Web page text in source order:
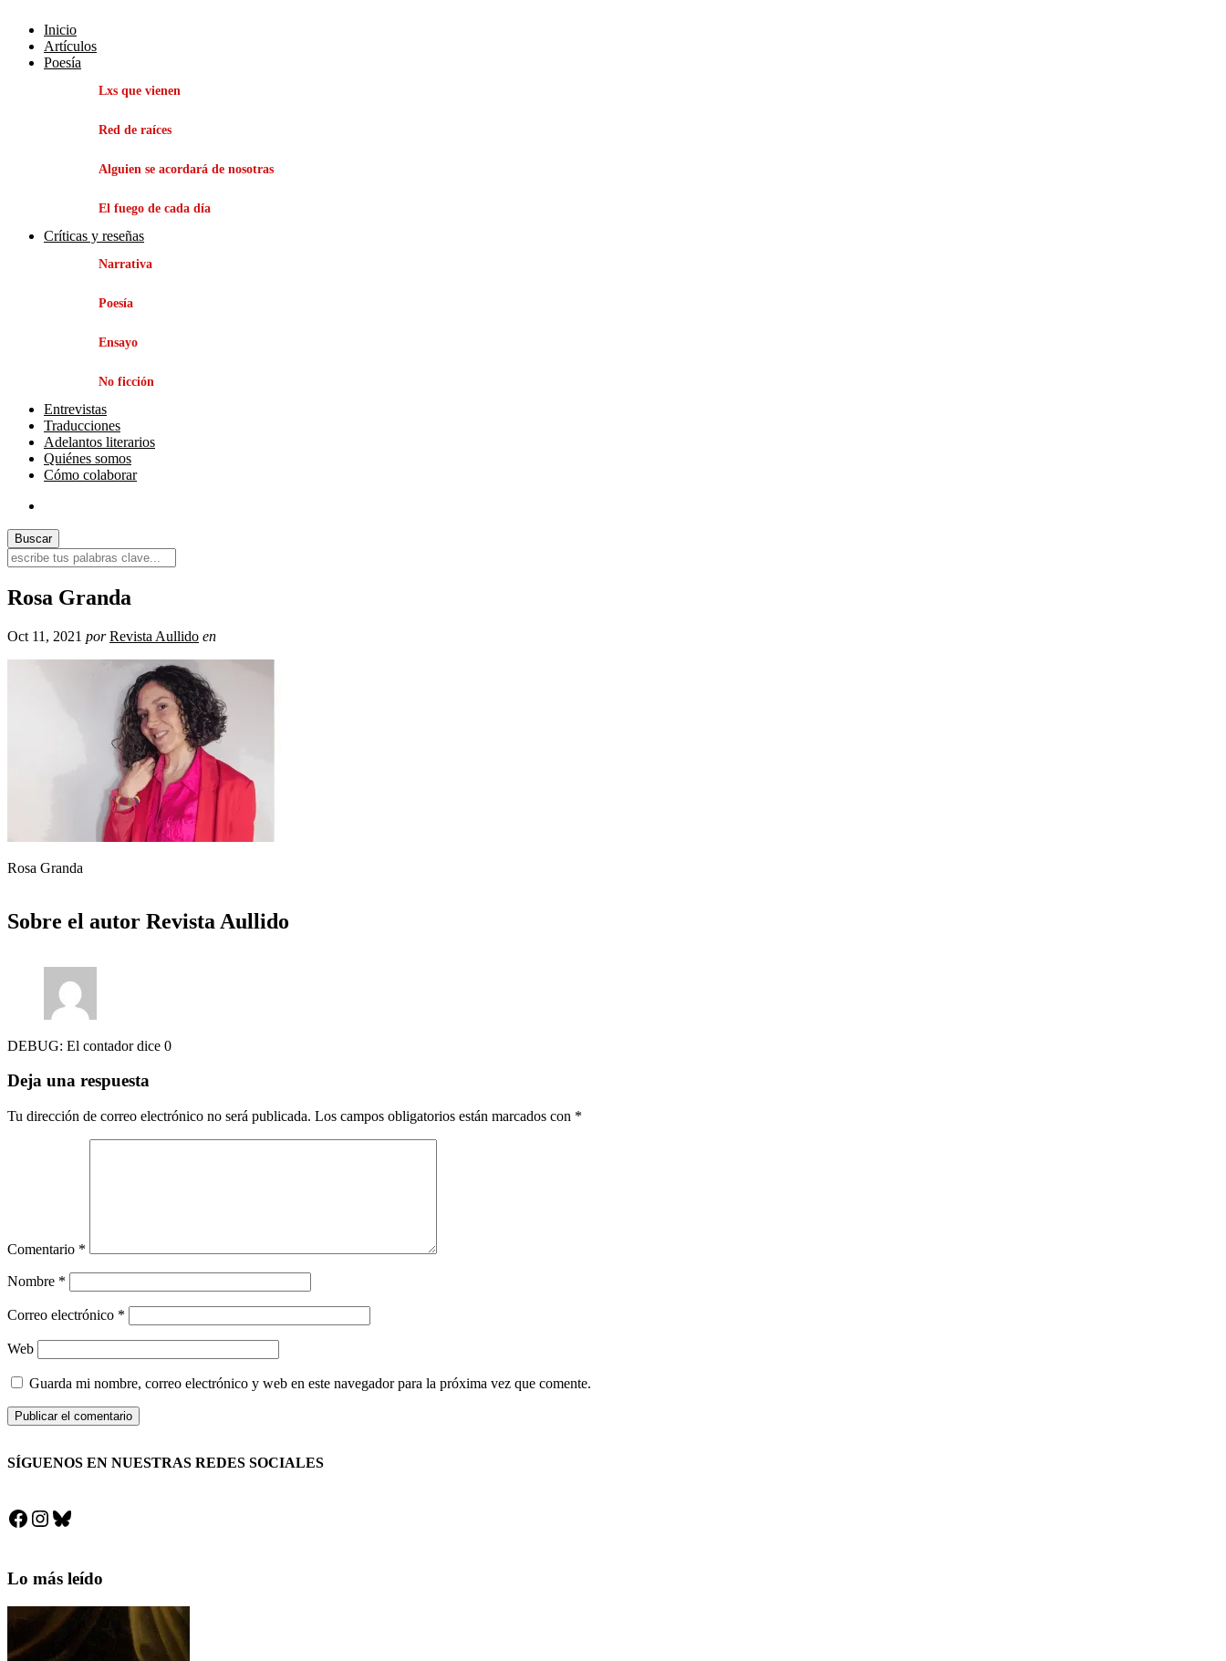
Inicio
Artículos
Poesía
Lxs que vienen
Red de raíces
Alguien se acordará de nosotras
El fuego de cada día
Críticas y reseñas
Narrativa
Poesía
Ensayo
No ficción
Entrevistas
Traducciones
Adelantos literarios
Quiénes somos
Cómo colaborar
Rosa Granda
Oct 11, 2021 por Revista Aullido en
Rosa Granda
Sobre el autor Revista Aullido
DEBUG: El contador dice 0
Deja una respuesta
Tu dirección de correo electrónico no será publicada. Los campos obligatorios están marcados con *
Comentario *
Nombre *
Correo electrónico *
Web
Guarda mi nombre, correo electrónico y web en este navegador para la próxima vez que comente.
SÍGUENOS EN NUESTRAS REDES SOCIALES
Facebook
Instagram
Bluesky
Lo más leído